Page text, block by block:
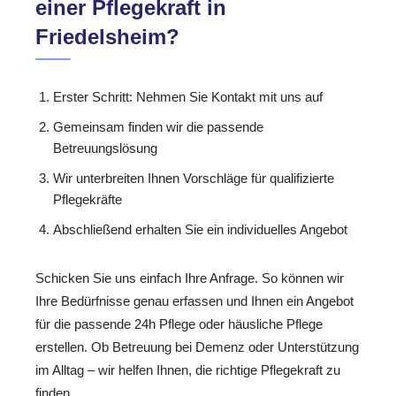
einer Pflegekraft in
Friedelsheim?
Erster Schritt: Nehmen Sie Kontakt mit uns auf
Gemeinsam finden wir die passende
Betreuungslösung
Wir unterbreiten Ihnen Vorschläge für qualifizierte
Pflegekräfte
Abschließend erhalten Sie ein individuelles Angebot
Schicken Sie uns einfach Ihre Anfrage. So können wir
Ihre Bedürfnisse genau erfassen und Ihnen ein Angebot
für die passende 24h Pflege oder häusliche Pflege
erstellen. Ob Betreuung bei Demenz oder Unterstützung
im Alltag – wir helfen Ihnen, die richtige Pflegekraft zu